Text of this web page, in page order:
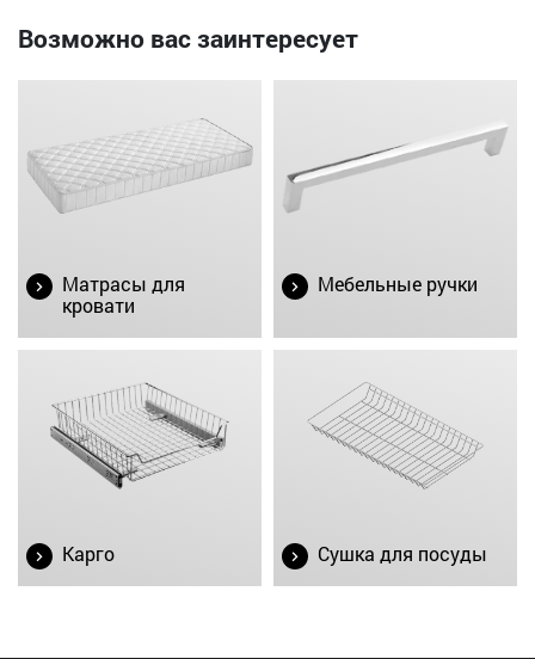
Возможно вас заинтересует
Матрасы для
кровати
Мебельные ручки
Карго Сушка для посуды